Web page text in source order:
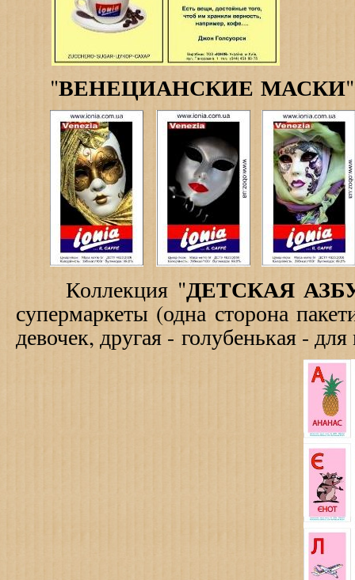
"ВЕНЕЦИАНСКИЕ МАСКИ
Коллекция "ДЕТСКАЯ
супермаркеты (одна сторона
девочек, другая - голубенькая -